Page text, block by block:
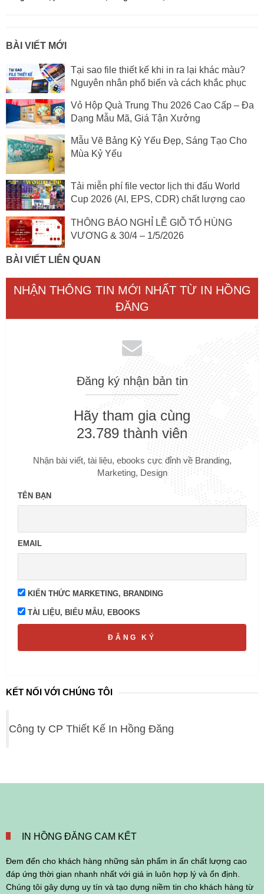
BÀI VIẾT MỚI
Tại sao file thiết kế khi in ra lại khác màu?
Nguyên nhân phổ biến và cách khắc phục
Vỏ Hộp Quà Trung Thu 2026 Cao Cấp – Đa
Dạng Mẫu Mã, Giá Tận Xưởng
Mẫu Vẽ Bảng Kỷ Yếu Đẹp, Sáng Tạo Cho
Mùa Kỷ Yếu
Tải miễn phí file vector lịch thi đấu World
Cup 2026 (AI, EPS, CDR) chất lượng cao
THÔNG BÁO NGHỈ LỄ GIỖ TỔ HÙNG
VƯƠNG & 30/4 – 1/5/2026
BÀI VIẾT LIÊN QUAN
NHẬN THÔNG TIN MỚI NHẤT TỪ IN HỒNG
ĐĂNG
Đăng ký nhận bản tin
Hãy tham gia cùng
23.789 thành viên
Nhận bài viết, tài liệu, ebooks cực đỉnh về Branding,
Marketing, Design
TÊN BẠN
EMAIL
KIẾN THỨC MARKETING, BRANDING
TÀI LIỆU, BIỂU MẪU, EBOOKS
ĐĂNG KÝ
KẾT NỐI VỚI CHÚNG TÔI
Công ty CP Thiết Kế In Hồng Đăng
IN HỒNG ĐĂNG CAM KẾT
Đem đến cho khách hàng những sản phẩm in ấn chất lượng cao
đáp ứng thời gian nhanh nhất với giá in luôn hợp lý và ổn định.
Chúng tôi gây dựng uy tín và tạo dựng niềm tin cho khách hàng từ